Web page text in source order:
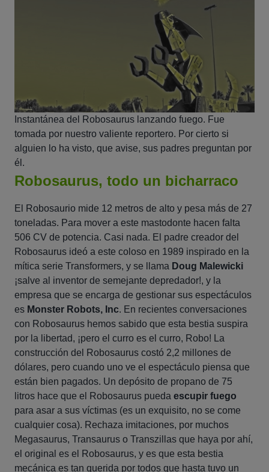
Instantánea del Robosaurus lanzando fuego. Fue
tomada por nuestro valiente reportero. Por cierto si
alguien lo ha visto, que avise, sus padres preguntan por
él.
Robosaurus, todo un bicharraco
El Robosaurio mide 12 metros de alto y pesa más de 27
toneladas. Para mover a este mastodonte hacen falta
506 CV de potencia. Casi nada. El padre creador del
Robosaurus ideó a este coloso en 1989 inspirado en la
mítica serie Transformers, y se llama Doug Malewicki
¡salve al inventor de semejante depredador!, y la
empresa que se encarga de gestionar sus espectáculos
es Monster Robots, Inc. En recientes conversaciones
con Robosaurus hemos sabido que esta bestia suspira
por la libertad, ¡pero el curro es el curro, Robo! La
construcción del Robosaurus costó 2,2 millones de
dólares, pero cuando uno ve el espectáculo piensa que
están bien pagados. Un depósito de propano de 75
litros hace que el Robosaurus pueda escupir fuego
para asar a sus víctimas (es un exquisito, no se come
cualquier cosa). Rechaza imitaciones, por muchos
Megasaurus, Transaurus o Transzillas que haya por ahí,
el original es el Robosaurus, y es que esta bestia
mecánica es tan querida por todos que hasta tuvo un